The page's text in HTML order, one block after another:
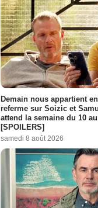
Demain nous appartient
referme sur Soizic et
attend la semaine du 10
[SPOILERS]
samedi 8 août 2026